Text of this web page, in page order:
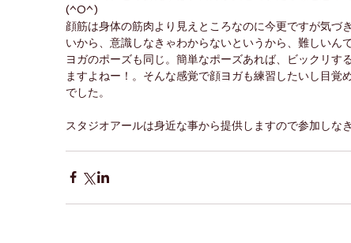
(^O^)
顔筋は身体の筋肉より見えところなのに今更ですが気づ
いから、意識しなきゃわからないというから、難しいんで
ヨガのポーズも同じ。簡単なポーズあれば、ビックリす
ますよねー！。そんな感覚で顔ヨガも練習したいし目
でした。
スタジオアールは身近な事から提供しますので参加し